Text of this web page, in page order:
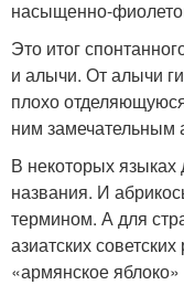
насыщенно-
Это итог
и алычи. От алычи
плохо
ним замечательным
В некоторых языках
названия. И
термином. А для
азиатских
«армянское